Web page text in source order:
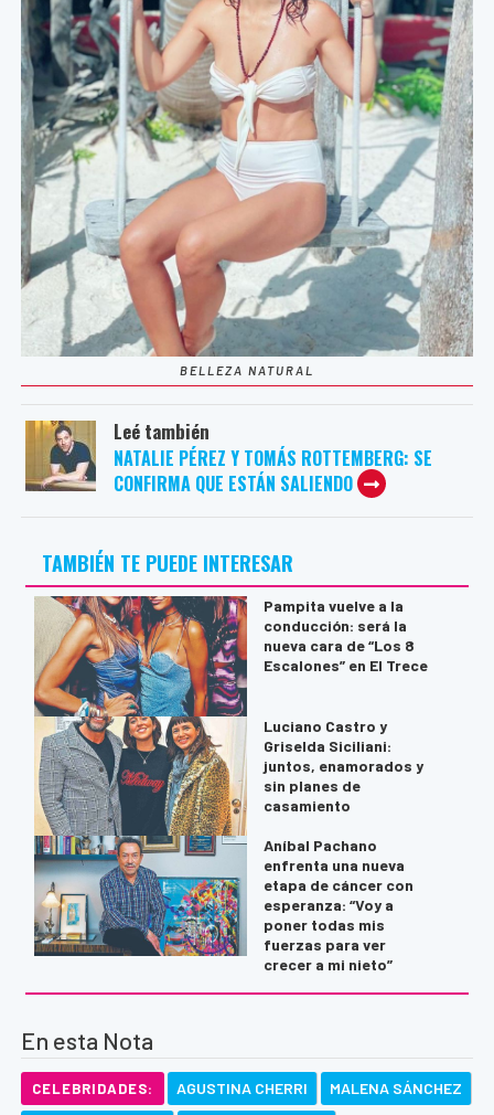
BELLEZA NATURAL
Leé también
NATALIE PÉREZ Y TOMÁS ROTTEMBERG: SE
CONFIRMA QUE ESTÁN SALIENDO
TAMBIÉN TE PUEDE INTERESAR
Pampita vuelve a la
conducción: será la
nueva cara de “Los 8
Escalones” en El Trece
Luciano Castro y
Griselda Siciliani:
juntos, enamorados y
sin planes de
casamiento
Aníbal Pachano
enfrenta una nueva
etapa de cáncer con
esperanza: “Voy a
poner todas mis
fuerzas para ver
crecer a mi nieto”
En esta Nota
CELEBRIDADES: AGUSTINA CHERRI MALENA SÁNCHEZ